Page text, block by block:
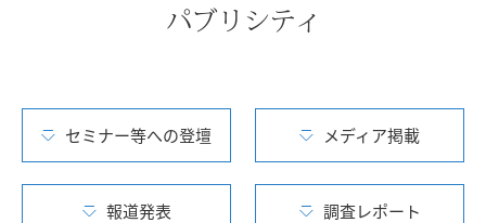
パブリシティ
セミナー等への登壇 メディア掲載
報道発表 調査レポート